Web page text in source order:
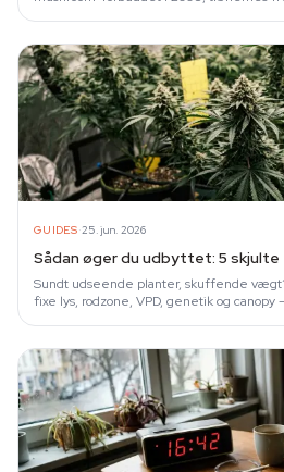
GUIDES·25. jun. 2026
Sådan øger du udbyttet: 5 skjulte
Sundt udseende planter, skuffende
fixe lys, rodzone, VPD, genetik og